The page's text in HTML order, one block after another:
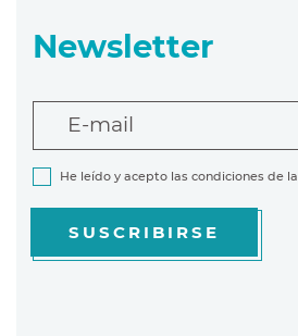
Newsletter
E-mail
He leído y acepto las condiciones de la
SUSCRIBIRSE